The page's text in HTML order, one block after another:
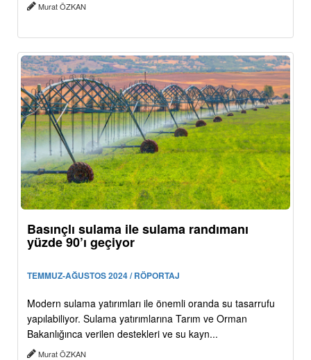
Murat ÖZKAN
Basınçlı sulama ile sulama randımanı
yüzde 90’ı geçiyor
TEMMUZ-AĞUSTOS 2024 / RÖPORTAJ
Modern sulama yatırımları ile önemli oranda su tasarrufu
yapılabiliyor. Sulama yatırımlarına Tarım ve Orman
Bakanlığınca verilen destekleri ve su kayn...
Murat ÖZKAN